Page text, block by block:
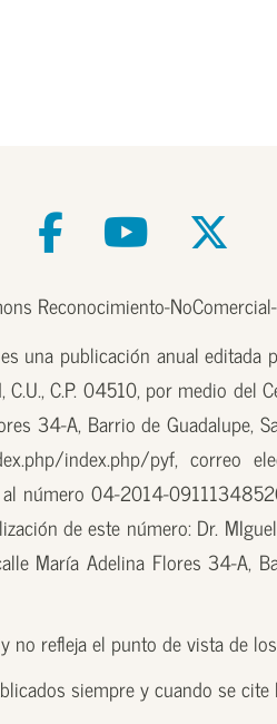
Reconocimiento-
una publicación anual
C.P. 04510, por medio
34-A, Barrio de Guadalupe,
index.php/pyf, correo
número 04-2014-
de este número: Dr.
María Adelina Flores 34-A,
refleja el punto de vista de
siempre y cuando se